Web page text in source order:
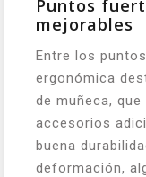
Puntos
mejorables
Entre los
ergonómica
de muñeca,
accesorios
buena
deformación,